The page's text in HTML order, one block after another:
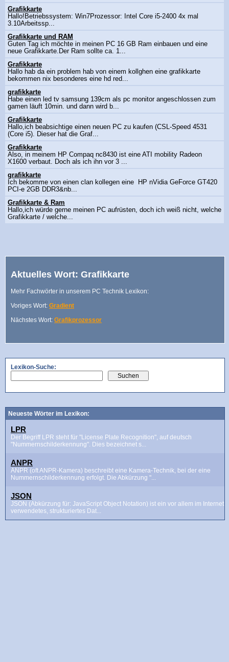
Grafikkarte
Hallo!Betriebssystem: Win7Prozessor: Intel Core i5-2400 4x mal
3.10Arbeitssp...
Grafikkarte und RAM
Guten Tag ich möchte in meinen PC 16 GB Ram einbauen und eine
neue Grafikkarte.Der Ram sollte ca. 1...
Grafikkarte
Hallo hab da ein problem hab von einem kollghen eine grafikkarte
bekommen nix besonderes eine hd red...
grafikkarte
Habe einen led tv samsung 139cm als pc monitor angeschlossen zum
gamen läuft 10min. und dann wird b...
Grafikkarte
Hallo,ich beabsichtige einen neuen PC zu kaufen (CSL-Speed 4531
(Core i5). Dieser hat die Graf...
Grafikkarte
Also, in meinem HP Compaq nc8430 ist eine ATI mobility Radeon
X1600 verbaut. Doch als ich ihn vor 3 ...
grafikkarte
Ich bekomme von einen clan kollegen eine HP nVidia GeForce GT420
PCI-e 2GB DDR3&nb...
Grafikkarte & Ram
Hallo,ich würde gerne meinen PC aufrüsten, doch ich weiß nicht, welche
Grafikkarte / welche...
Aktuelles Wort: Grafikkarte
Mehr Fachwörter in unserem PC Technik Lexikon:
Voriges Wort: Gradient
Nächstes Wort: Grafikprozessor
Lexikon-Suche:
Neueste Wörter im Lexikon:
LPR
Der Begriff LPR steht für "License Plate Recognition", auf deutsch
"Nummernschilderkennung". Dies bezeichnet s...
ANPR
ANPR (oft ANPR-Kamera) beschreibt eine Kamera-Technik, bei der eine
Nummernschilderkennung erfolgt. Die Abkürzung "...
JSON
JSON (Abkürzung für: JavaScript Object Notation) ist ein vor allem im Internet
verwendetes, strukturiertes Dat...